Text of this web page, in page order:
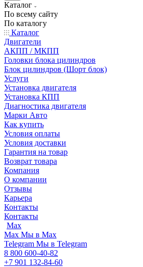
Каталог
По всему сайту
По каталогу
Каталог
Двигатели
АКПП / МКПП
Головки блока цилиндров
Блок цилиндров (Шорт блок)
Услуги
Установка двигателя
Установка КПП
Диагностика двигателя
Марки Авто
Как купить
Условия оплаты
Условия доставки
Гарантия на товар
Возврат товара
Компания
О компании
Отзывы
Карьера
Контакты
Контакты
Max
Max Мы в Max
Telegram Мы в Telegram
8 800 600-40-82
+7 901 132-84-60